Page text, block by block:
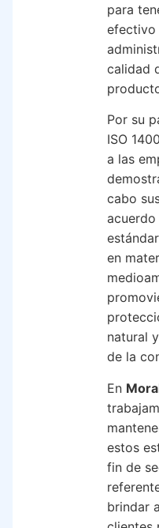
para
efectivo
calidad
Por su
ISO
a las
cabo
en
natural
de la
En
estos
fin de
brindar